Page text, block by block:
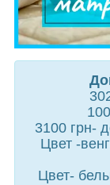
3100 грн-
Цвет -
Цвет-